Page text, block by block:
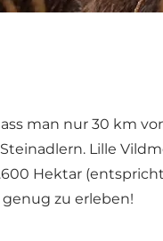
man nur 30 km
Lille
Hektar
zu erleben!